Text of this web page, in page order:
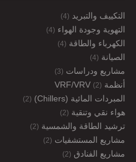
التكييف والتبريد (4)
التهوية وجودة الهواء (4)
الكهرباء والطاقة (4)
الصيانة (4)
مشاريع ودراسات (3)
أنظمة VRF/VRV (2)
المبردات المائية (Chillers) (2)
هواء نقي وتنقية (2)
ترشيد الطاقة والشمسية (2)
مشاريع المستشفيات (2)
مشاريع الفنادق (2)